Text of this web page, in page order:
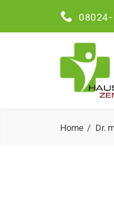
08024 -
Home Dr.